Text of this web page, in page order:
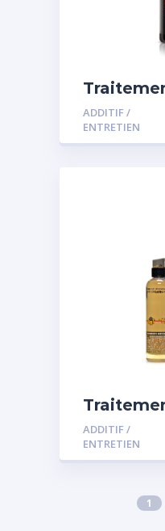
spécial
ADDITIF /
ENTRETIEN
spécial
ADDITIF /
ENTRETIEN
1